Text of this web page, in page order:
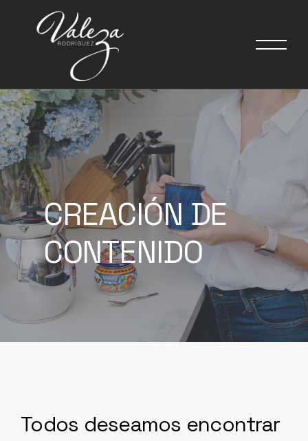
CREACIÓN DE
CONTENIDO
Todos deseamos encontrar